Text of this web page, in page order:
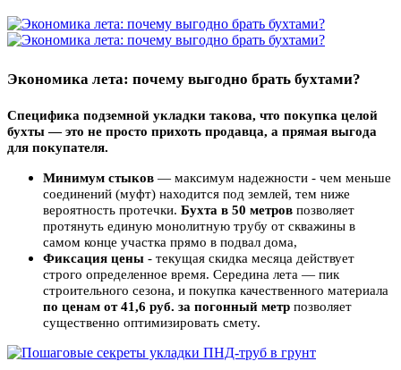
Экономика лета: почему выгодно брать бухтами?
Специфика подземной укладки такова, что покупка целой
бухты — это не просто прихоть продавца, а прямая выгода
для покупателя.
Минимум стыков — максимум надежности - чем меньше
соединений (муфт) находится под землей, тем ниже
вероятность протечки. Бухта в 50 метров позволяет
протянуть единую монолитную трубу от скважины в
самом конце участка прямо в подвал дома,
Фиксация цены - текущая скидка месяца действует
строго определенное время. Середина лета — пик
строительного сезона, и покупка качественного материала
по ценам от 41,6 руб. за погонный метр позволяет
существенно оптимизировать смету.